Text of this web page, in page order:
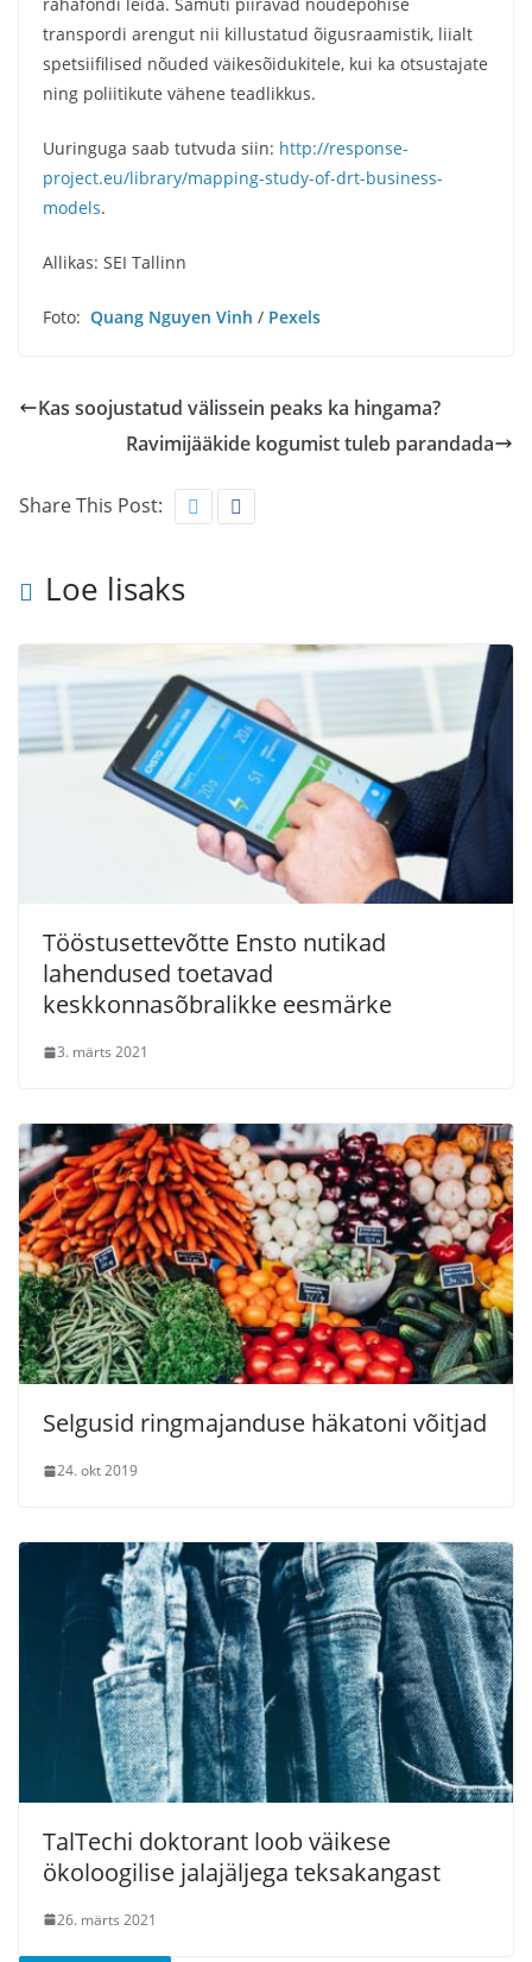
transpordi arengut nii killustatud õigusraamistik, liialt
spetsiifilised nõuded väikesõidukitele, kui ka otsustajate
ning poliitikute vähene teadlikkus.
Uuringuga saab tutvuda siin: http://response-
project.eu/library/mapping-study-of-drt-business-
models.
Allikas: SEI Tallinn
Foto: Quang Nguyen Vinh / Pexels
Kas soojustatud välissein peaks ka hingama?
Ravimijääkide kogumist tuleb parandada
Share This Post:
Loe lisaks
Tööstusettevõtte Ensto nutikad
lahendused toetavad
keskkonnasõbralikke eesmärke
3. märts 2021
Selgusid ringmajanduse häkatoni võitjad
24. okt 2019
TalTechi doktorant loob väikese
ökoloogilise jalajäljega teksakangast
26. märts 2021